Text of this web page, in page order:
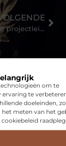
om te
te
doeleinden,
het meten van het
1.nl
over diverse
Bouwkundig projectleider